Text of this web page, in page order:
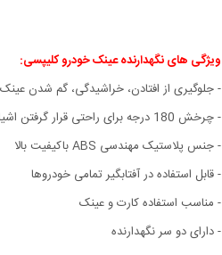
ویژگی های نگهدارنده عینک خودرو کلیپسی:
- جلوگیری از افتادن، خراشیدگی، گم شدن
- چرخش 180 درجه برای راحتی قرار گرفتن اشیاء
- جنس پلاستیک مهندسی ABS باکیفیت بالا
- قابل استفاده در آفتابگیر تمامی خودروها
- مناسب استفاده کارت و عینک
- دارای دو سر نگهدارنده